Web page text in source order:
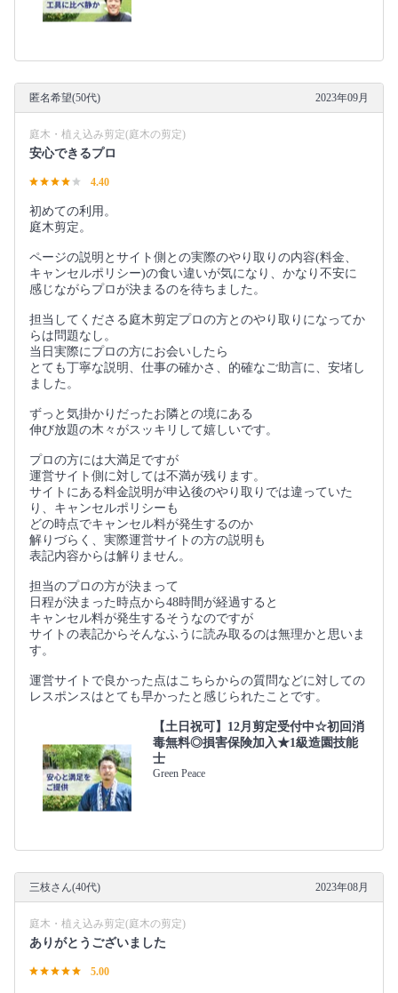
匿名希望(50代) 2023年09月
庭木・植え込み剪定(庭木の剪定)
安心できるプロ
4.40
初めての利用。
庭木剪定。
ページの説明とサイト側との実際のやり取りの内容(料金、
キャンセルポリシー)の食い違いが気になり、かなり不安に
感じながらプロが決まるのを待ちました。
担当してくださる庭木剪定プロの方とのやり取りになってか
らは問題なし。
当日実際にプロの方にお会いしたら
とても丁寧な説明、仕事の確かさ、的確なご助言に、安堵し
ました。
ずっと気掛かりだったお隣との境にある
伸び放題の木々がスッキリして嬉しいです。
プロの方には大満足ですが
運営サイト側に対しては不満が残ります。
サイトにある料金説明が申込後のやり取りでは違っていた
り、キャンセルポリシーも
どの時点でキャンセル料が発生するのか
解りづらく、実際運営サイトの方の説明も
表記内容からは解りません。
担当のプロの方が決まって
日程が決まった時点から48時間が経過すると
キャンセル料が発生するそうなのですが
サイトの表記からそんなふうに読み取るのは無理かと思いま
す。
運営サイトで良かった点はこちらからの質問などに対しての
レスポンスはとても早かったと感じられたことです。
【土日祝可】12月剪定受付中☆初回消
毒無料◎損害保険加入★1級造園技能
士
Green Peace
三枝さん(40代) 2023年08月
庭木・植え込み剪定(庭木の剪定)
ありがとうございました
5.00